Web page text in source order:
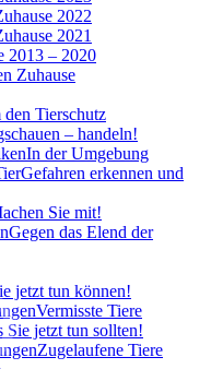
2022
2021
– 2020
Zuhause
Tierschutz
– handeln!
In der Umgebung
Gefahren erkennen und
Sie mit!
Gegen das Elend der
jetzt tun können!
Vermisste Tiere
Sie jetzt tun sollten!
Zugelaufene Tiere